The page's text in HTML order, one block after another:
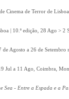
Cinema de Terror de
| 10.ª edição, 28 Ago > 2
de Agosto a 26 de Setembro
Jul a 11 Ago, Coimbra,
Sea - Entre a Espada e a